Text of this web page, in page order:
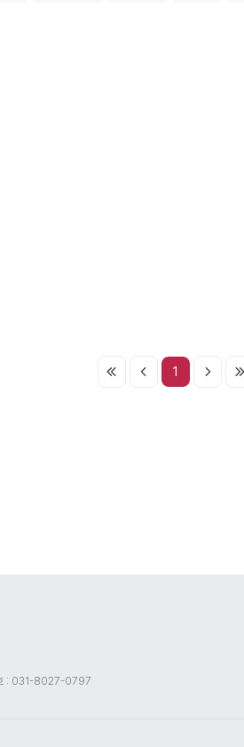
1
: 031-8027-0797